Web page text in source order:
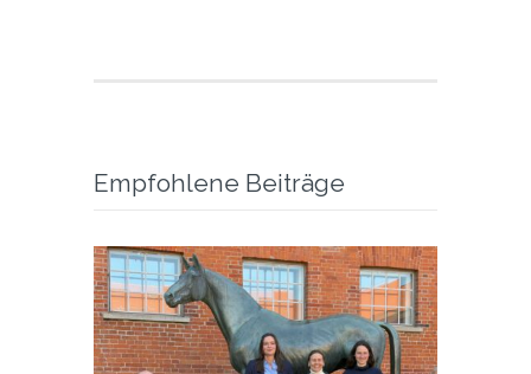
Empfohlene Beiträge